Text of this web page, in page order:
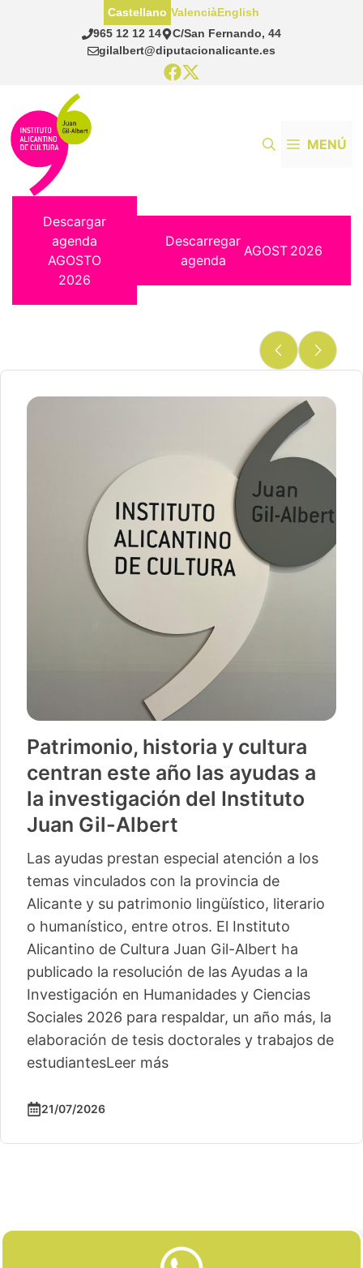
965 12 12 14
C/San Fernando, 44
gilalbert@diputacionalicante.es
Castellano ValenciàEnglish
MENÚ
Descargar
agenda
AGOSTO
2026
Descarregar
agenda
AGOST 2026
Patrimonio, historia y cultura
centran este año las ayudas a
la investigación del Instituto
Juan Gil-Albert
Las ayudas prestan especial atención a los
temas vinculados con la provincia de
Alicante y su patrimonio lingüístico, literario
o humanístico, entre otros. El Instituto
Alicantino de Cultura Juan Gil-Albert ha
publicado la resolución de las Ayudas a la
Investigación en Humanidades y Ciencias
Sociales 2026 para respaldar, un año más, la
elaboración de tesis doctorales y trabajos de
estudiantesLeer más
21/07/2026